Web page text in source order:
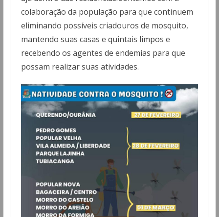
colaboração da população para que continuem
eliminando possíveis criadouros de mosquito,
mantendo suas casas e quintais limpos e
recebendo os agentes de endemias para que
possam realizar suas atividades.